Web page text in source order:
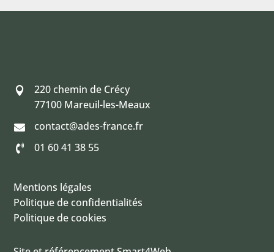

77100 Mareuil-les-Meaux
 01 60 41 38 55